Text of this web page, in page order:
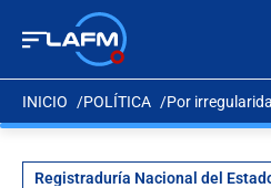
INICIO POLÍTICA Por
Registraduría Nacional del